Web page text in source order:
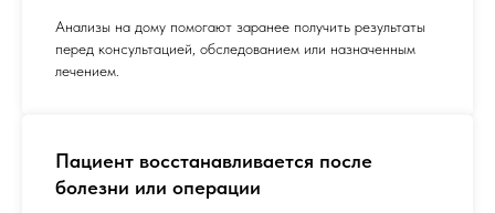
Анализы на дому помогают заранее получить результаты
перед консультацией, обследованием или назначенным
лечением.
Пациент восстанавливается после
болезни или операции